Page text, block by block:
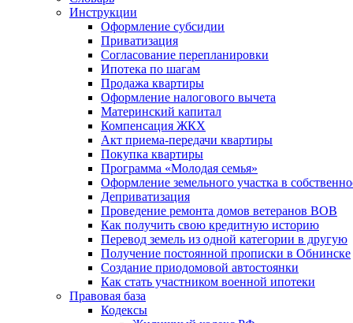
Инструкции
Оформление субсидии
Приватизация
Согласование перепланировки
Ипотека по шагам
Продажа квартиры
Оформление налогового вычета
Материнский капитал
Компенсация ЖКХ
Акт приема-передачи квартиры
Покупка квартиры
Программа «Молодая семья»
Оформление земельного участка в
Деприватизация
Проведение ремонта домов ветеранов ВОВ
Как получить свою кредитную историю
Перевод земель из одной категории в другую
Получение постоянной прописки в Обнинске
Создание приодомовой автостоянки
Как стать участником военной ипотеки
Правовая база
Кодексы